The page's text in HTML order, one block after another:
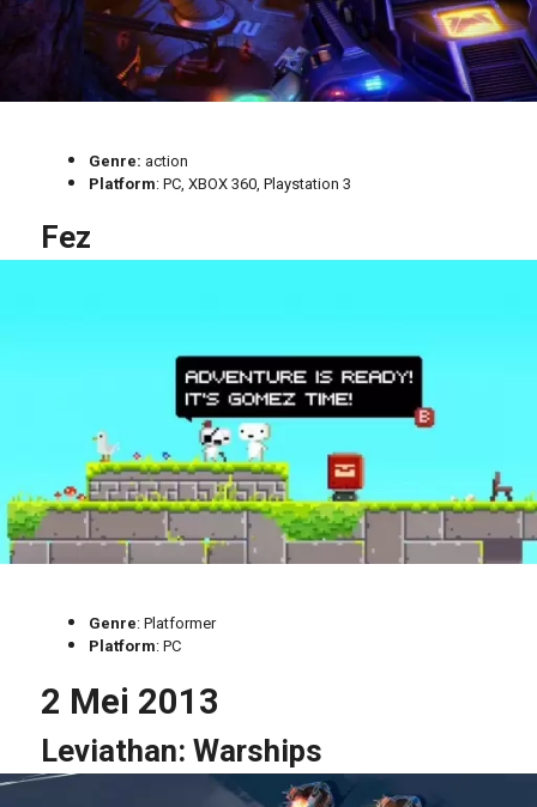
Genre: action
Platform: PC, XBOX 360, Playstation 3
Fez
Genre: Platformer
Platform: PC
2 Mei 2013
Leviathan: Warships